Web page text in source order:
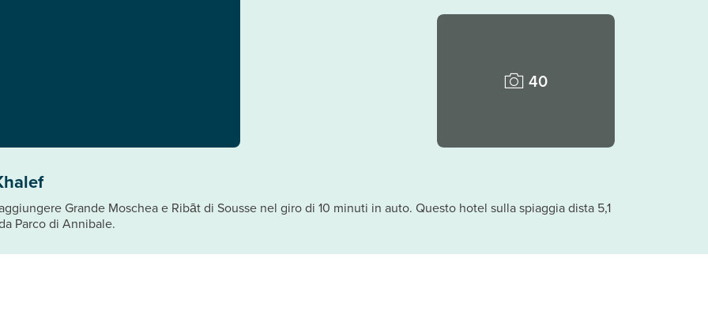
40
Grande Moschea e Ribāt di Sousse nel giro di 10 minuti in auto. Questo hotel sulla spiaggia dista 5,1
Parco di Annibale.